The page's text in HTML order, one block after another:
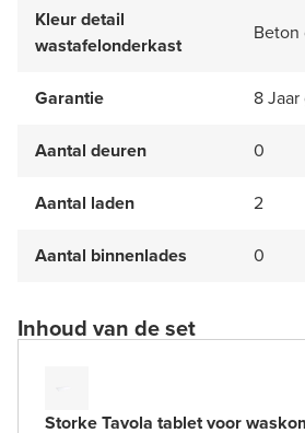
Kleur detail
wastafelonderkast
Beton
Garantie 8
Aantal deuren 0
Aantal laden 2
Aantal binnenlades 0
Inhoud van de set
Storke Tavola tablet voor